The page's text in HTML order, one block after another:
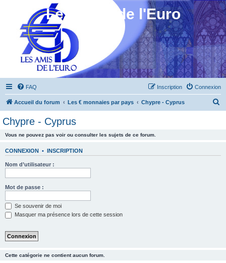
Les Amis de l'Euro
FAQ Connexion
Inscription
Accueil du forum Les € monnaies par pays Chypre - Cyprus
Chypre - Cyprus
Vous ne pouvez pas voir ou consulter les sujets de ce forum.
CONNEXION • INSCRIPTION
Nom d’utilisateur :
Mot de passe :
Se souvenir de moi
Masquer ma présence lors de cette session
Cette catégorie ne contient aucun forum.